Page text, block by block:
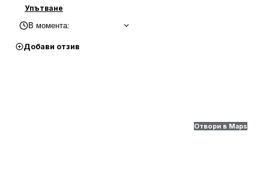
Упътване
В момента:
Добави отзив
Отвори в Maps